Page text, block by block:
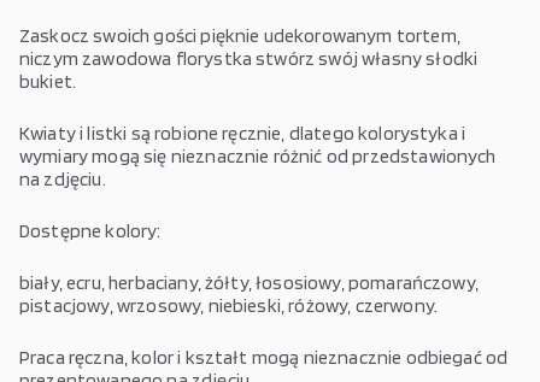
Zaskocz swoich gości pięknie udekorowanym tortem,
niczym zawodowa florystka stwórz swój własny słodki
bukiet.
Kwiaty i listki są robione ręcznie, dlatego kolorystyka i
wymiary mogą się nieznacznie różnić od przedstawionych
na zdjęciu.
Dostępne kolory:
biały, ecru, herbaciany, żółty, łososiowy, pomarańczowy,
pistacjowy, wrzosowy, niebieski, różowy, czerwony.
Praca ręczna, kolor i kształt mogą nieznacznie odbiegać od